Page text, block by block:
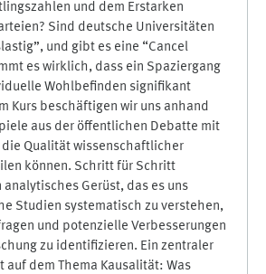
und dem Erstarken
Sind deutsche Universitäten
und gibt es eine “Cancel
es wirklich, dass ein Spaziergang
Wohlbefinden signifikant
Kurs beschäftigen wir uns anhand
aus der öffentlichen Debatte mit
die Qualität wissenschaftlicher
können. Schritt für Schritt
Gerüst, das es uns
Studien systematisch zu verstehen,
und potenzielle Verbesserungen
zu identifizieren. Ein zentraler
auf dem Thema Kausalität: Was